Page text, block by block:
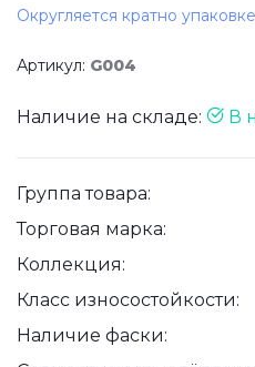
Округляется кратно
Артикул: G004
Наличие на складе: В
Группа товара:
Торговая марка:
Коллекция:
Класс износостойкости:
Наличие фаски: